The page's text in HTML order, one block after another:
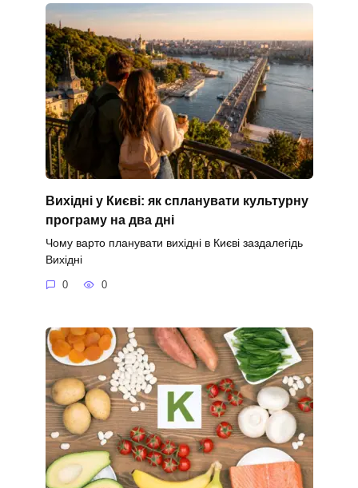
Вихідні у Києві: як спланувати культурну
програму на два дні
Чому варто планувати вихідні в Києві заздалегідь
Вихідні
0 0